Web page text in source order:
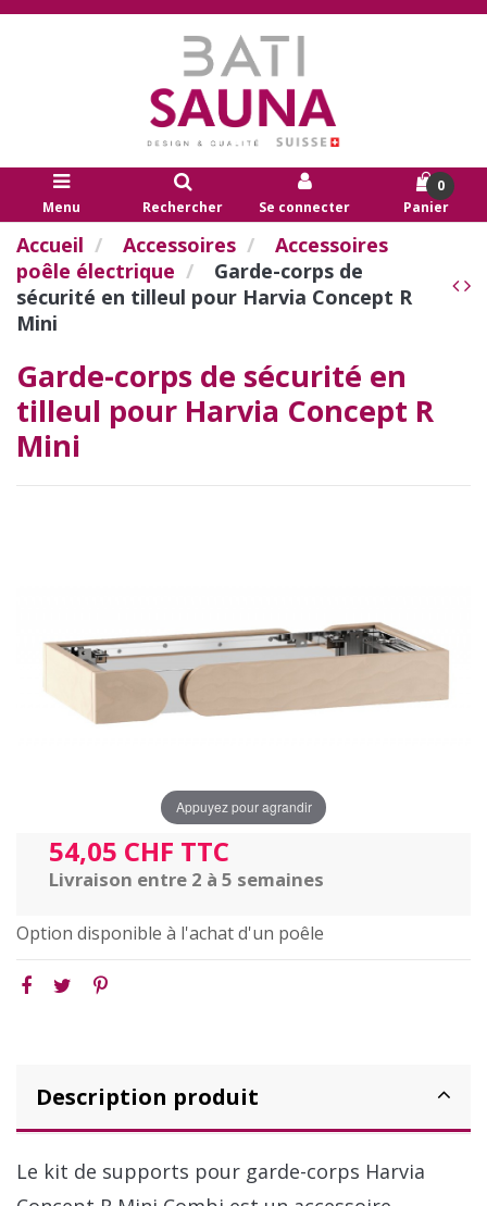
Menu Rechercher Se connecter
0
Panier
Accueil Accessoires
Accessoires
poêle électrique
Garde-corps de
sécurité en tilleul pour Harvia Concept R
Mini
Garde-corps de sécurité en
tilleul pour Harvia Concept R
Mini
Appuyez pour agrandir
54,05 CHF TTC
Livraison entre 2 à 5 semaines
Option disponible à l'achat d'un poêle
Description produit
Le kit de supports pour garde-corps Harvia